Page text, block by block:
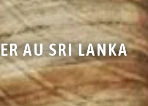
AU SRI LANKA